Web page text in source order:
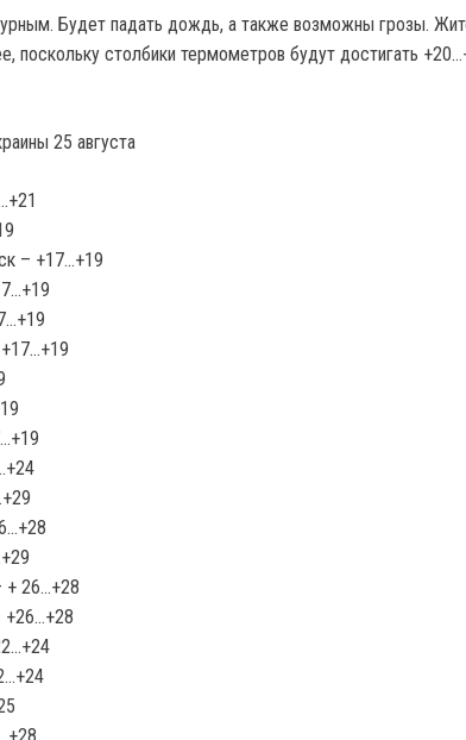
Будет падать дождь, а также возможны грозы.
поскольку столбики термометров будут достигать
25 августа
– +17…+19
+ 26…+28
+26…+28